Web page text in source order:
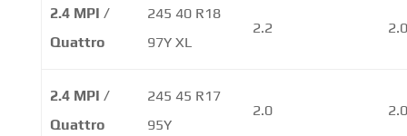
2.4 MPI /
Quattro
245 40 R18
97Y XL
2.2
2.4 MPI /
Quattro
245 45 R17
95Y
2.0